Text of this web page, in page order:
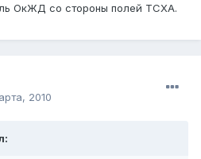
ОкЖД со стороны полей ТСХА.
2010